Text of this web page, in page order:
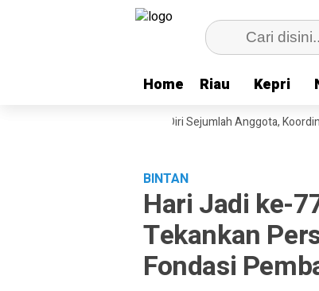
Home Riau Kepri
Home Riau Kepri
Hormati Pengunduran Diri Sejumlah Anggota,
BINTAN
Hari Jadi ke-
Tekankan
Fondasi